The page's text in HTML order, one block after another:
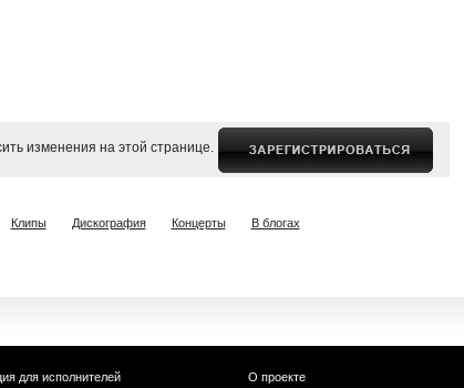
изменения на этой странице.
Клипы Дискография Концерты В блогах
для исполнителей
О проекте